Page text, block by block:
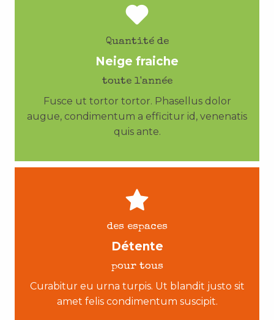
Quantité de
Neige fraiche
toute l'année
Fusce ut tortor tortor. Phasellus dolor
augue, condimentum a efficitur id, venenatis
quis ante.
des espaces
Détente
pour tous
Curabitur eu urna turpis. Ut blandit justo sit
amet felis condimentum suscipit.